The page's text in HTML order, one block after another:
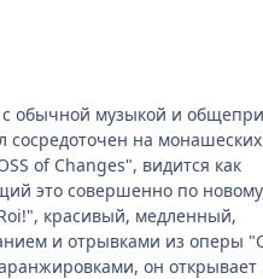
обычной музыкой и
сосредоточен на монашеских
of Changes", видится как
это совершенно по
красивый, медленный,
и отрывками из оперы
он открывает